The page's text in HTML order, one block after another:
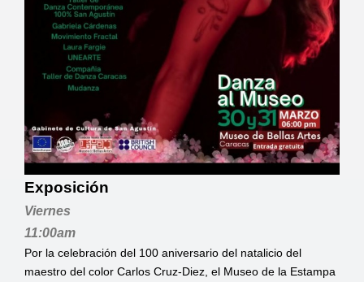
Exposición
Viernes
11:00am
Por la celebración del 100 aniversario del natalicio del
maestro del color Carlos Cruz-Diez, el Museo de la Estampa